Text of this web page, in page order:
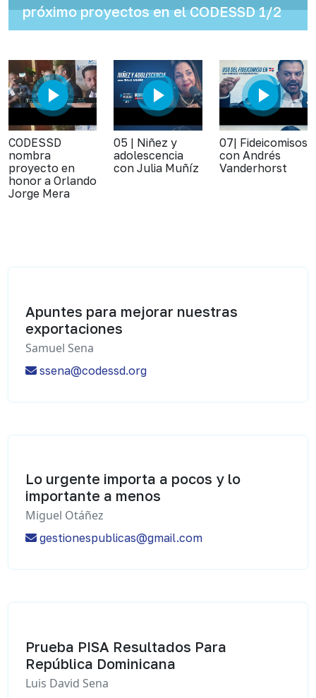
próximo proyectos en el CODESSD 1/2
CODESSD
nombra
proyecto en
honor a Orlando
Jorge Mera
05 | Niñez y
adolescencia
con Julia Muñíz
07| Fideicomisos
con Andrés
Vanderhorst
Apuntes para mejorar nuestras
exportaciones
Samuel Sena
ssena@codessd.org
Lo urgente importa a pocos y lo
importante a menos
Miguel Otáñez
gestionespublicas@gmail.com
Prueba PISA Resultados Para
República Dominicana
Luis David Sena